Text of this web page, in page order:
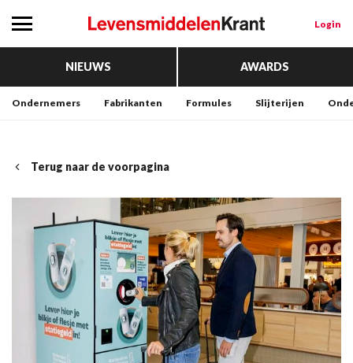
Login
NIEUWS AWARDS
Ondernemers Fabrikanten Formules Slijterijen
Terug naar de voorpagina